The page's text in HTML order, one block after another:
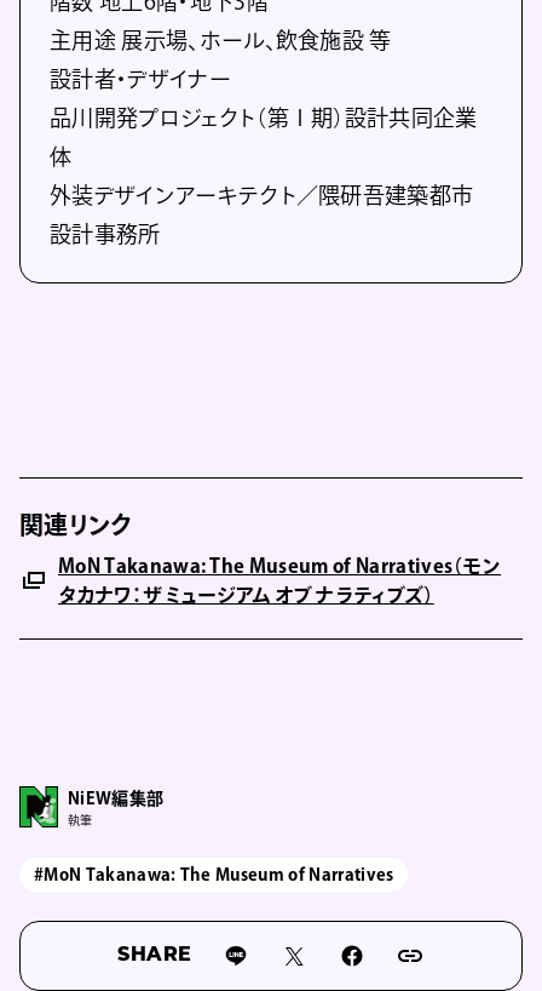
主用途 展示場、ホール、飲食施設 等
設計者・デザイナー
品川開発プロジェクト（第Ⅰ期）設計共同企業
体
外装デザインアーキテクト／隈研吾建築都市
設計事務所
関連リンク
MoN Takanawa: The Museum of Narratives（モン
タカナワ：ザ ミュージアム オブ ナラティブズ）
NiEW編集部
執筆
#MoN Takanawa: The Museum of Narratives
SHARE